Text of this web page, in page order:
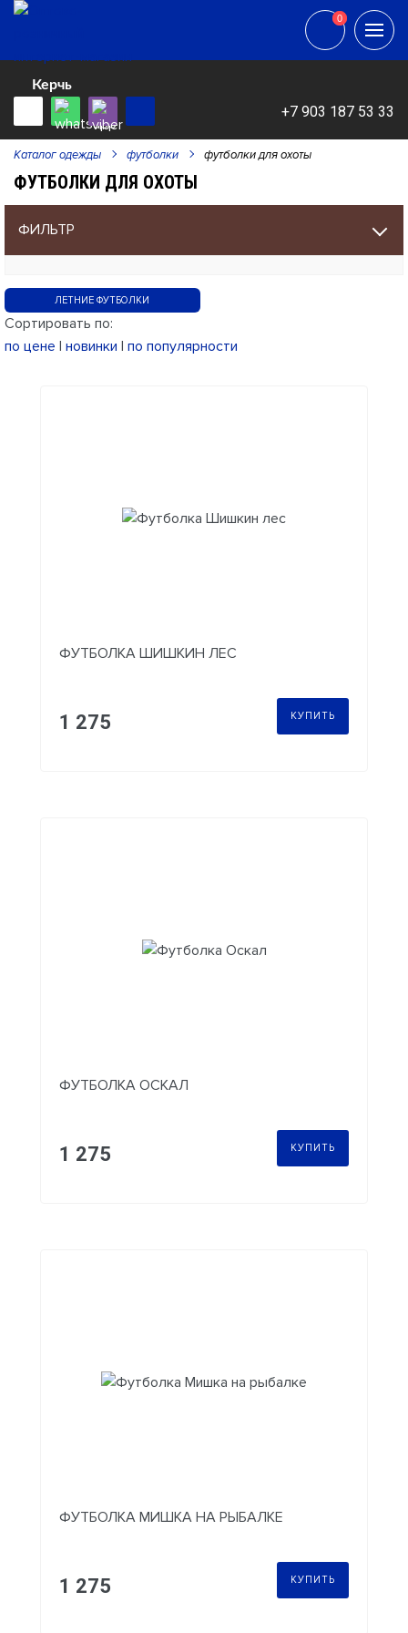
Керчь
+7 903 187 53 33
0
0
Каталог одежды футболки футболки для охоты
ФУТБОЛКИ ДЛЯ ОХОТЫ
ФИЛЬТР
ЛЕТНИЕ ФУТБОЛКИ
Сортировать по:
по цене | новинки | по популярности
ФУТБОЛКА ШИШКИН ЛЕС
1 275 КУПИТЬ
ФУТБОЛКА ОСКАЛ
1 275 КУПИТЬ
ФУТБОЛКА МИШКА НА РЫБАЛКЕ
1 275 КУПИТЬ